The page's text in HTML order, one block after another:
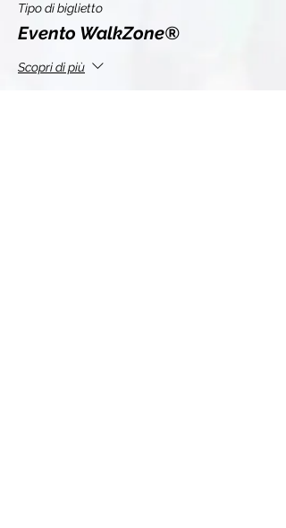
Tipo di biglietto
Evento WalkZone®
Scopri di più